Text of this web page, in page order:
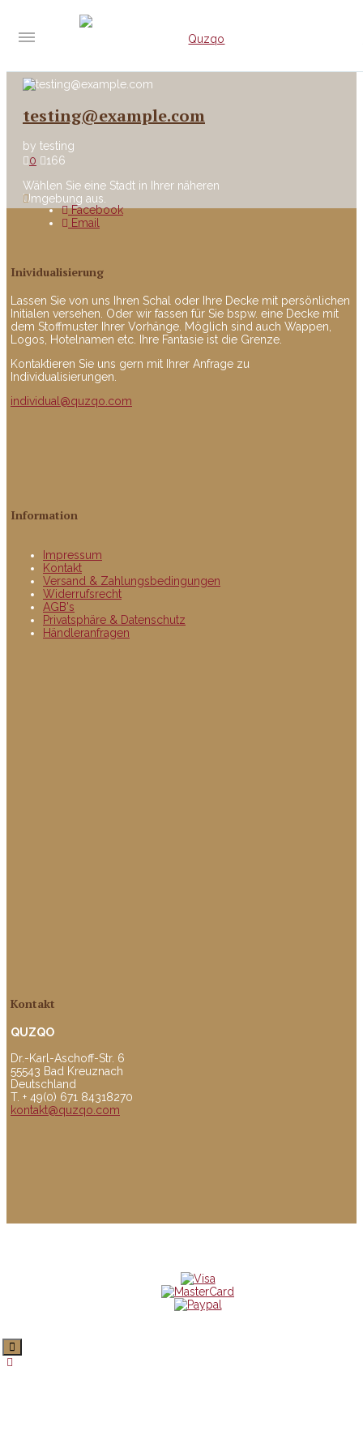
testing@example.com
by testing
0
166
Wählen Sie eine Stadt in Ihrer näheren
Umgebung aus.
Facebook
Email
Inividualisierung
Lassen Sie von uns Ihren Schal oder Ihre Decke mit persönlichen
Initialen versehen. Oder wir fassen für Sie bspw. eine Decke mit
dem Stoffmuster Ihrer Vorhänge. Möglich sind auch Wappen,
Logos, Hotelnamen etc. Ihre Fantasie ist die Grenze.
Kontaktieren Sie uns gern mit Ihrer Anfrage zu
Individualisierungen.
individual@quzqo.com
Information
Impressum
Kontakt
Versand & Zahlungsbedingungen
Widerrufsrecht
AGB's
Privatsphäre & Datenschutz
Händleranfragen
Kontakt
QUZQO
Dr.-Karl-Aschoff-Str. 6
55543 Bad Kreuznach
Deutschland
T. + 49(0) 671 84318270
kontakt@quzqo.com